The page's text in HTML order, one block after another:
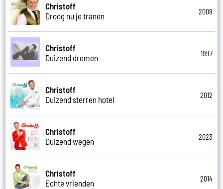
Christoff
Droog nu je tranen
2008
Christoff
Duizend dromen
1997
Christoff
Duizend sterren hotel
2012
Christoff
Duizend wegen
2023
Christoff
Echte vrienden
2014